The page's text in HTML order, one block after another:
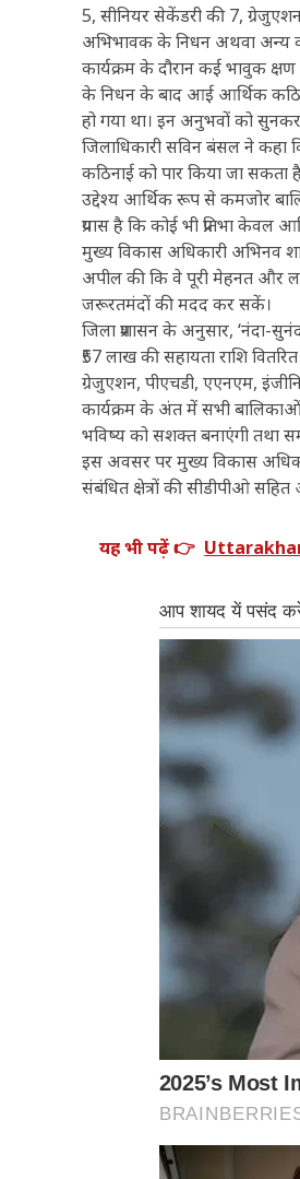
5, सीनियर सेकेंडरी की 7, ग्रेजुएशन
अभिभावक के निधन अथवा अन्य
कार्यक्रम के दौरान कई भावुक
के निधन के बाद आई आर्थिक
हो गया था। इन अनुभवों को
जिलाधिकारी सविन बंसल ने
कठिनाई को पार किया जा सकता
उद्देश्य आर्थिक रूप से कमजोर
प्रयास है कि कोई भी प्रतिभा केवल
मुख्य विकास अधिकारी अभिनव
अपील की कि वे पूरी मेहनत और
जरूरतमंदों की मदद कर सकें।
जिला प्रशासन के अनुसार, ‘नंदा-
₹57 लाख की सहायता राशि
ग्रेजुएशन, पीएचडी, एएनएम,
कार्यक्रम के अंत में सभी
भविष्य को सशक्त बनाएंगी तथा
इस अवसर पर मुख्य विकास
संबंधित क्षेत्रों की सीडीपीओ
यह भी पढ़ें 👉